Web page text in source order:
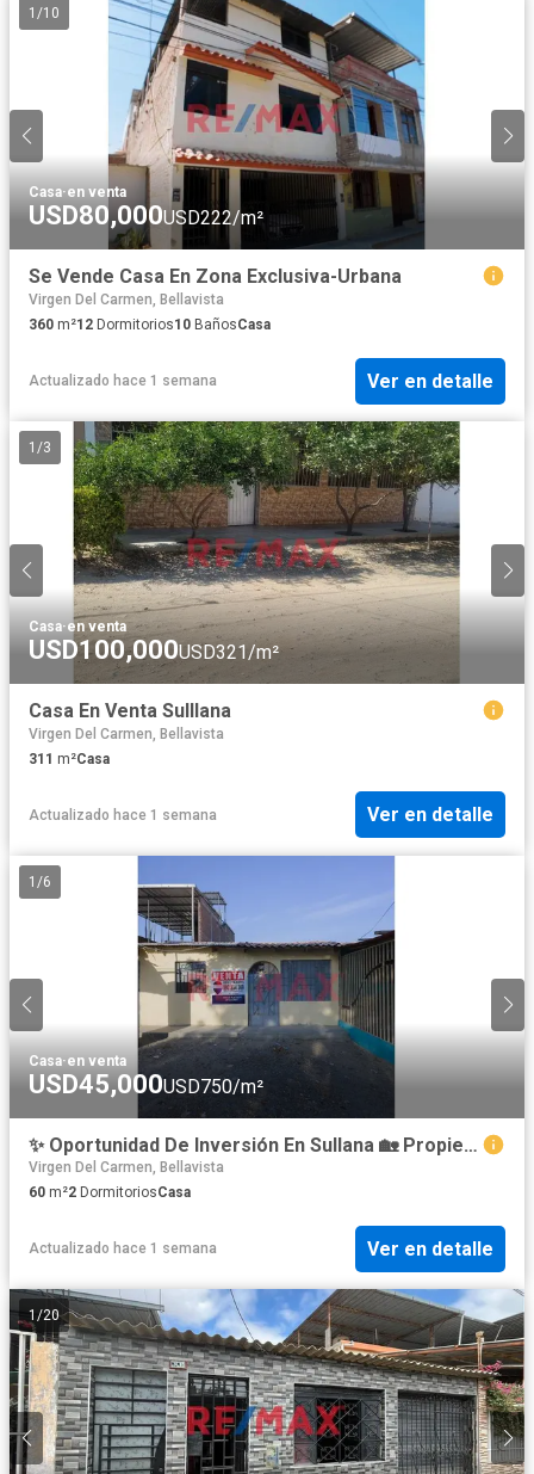
1 /10
Casa·en venta
USD80,000USD222/m²
Se Vende Casa En Zona Exclusiva-Urbana
Virgen Del Carmen, Bellavista
360 m²12 Dormitorios10 BañosCasa
Actualizado hace 1 semana Ver en detalle
1 /3
Casa·en venta
USD100,000USD321/m²
Casa En Venta Sulllana
Virgen Del Carmen, Bellavista
311 m²Casa
Actualizado hace 1 semana Ver en detalle
1 /6
Casa·en venta
USD45,000USD750/m²
✨ Oportunidad De Inversión En Sullana 🏡 Propiedad De 120 M² En Zona Urbana ✅
Virgen Del Carmen, Bellavista
60 m²2 DormitoriosCasa
Actualizado hace 1 semana Ver en detalle
1 /20